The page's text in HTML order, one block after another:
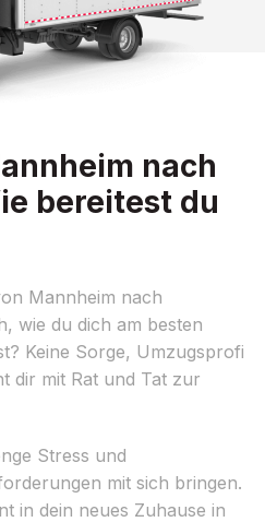
nach
bereitest du
Mannheim nach
wie du dich am besten
Keine Sorge, Umzugsprofi
dir mit Rat und Tat zur
Stress und
mit sich bringen.
in dein neues Zuhause in